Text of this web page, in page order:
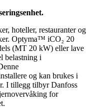
hoteller, restauranter og
Optyma™ iCO₂ 20
(MT 20 kW) eller lave
belastning i
og kan brukes i
I tillegg tilbyr Danfoss
for